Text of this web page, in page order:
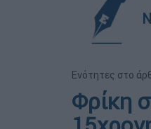
Ενότητες στο
Φρίκη